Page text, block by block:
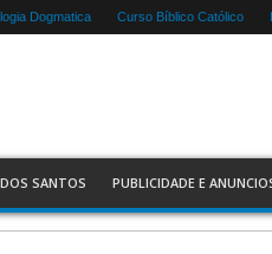
Dogmatica Curso Bíblico Católico
SANTOS PUBLICIDADE E